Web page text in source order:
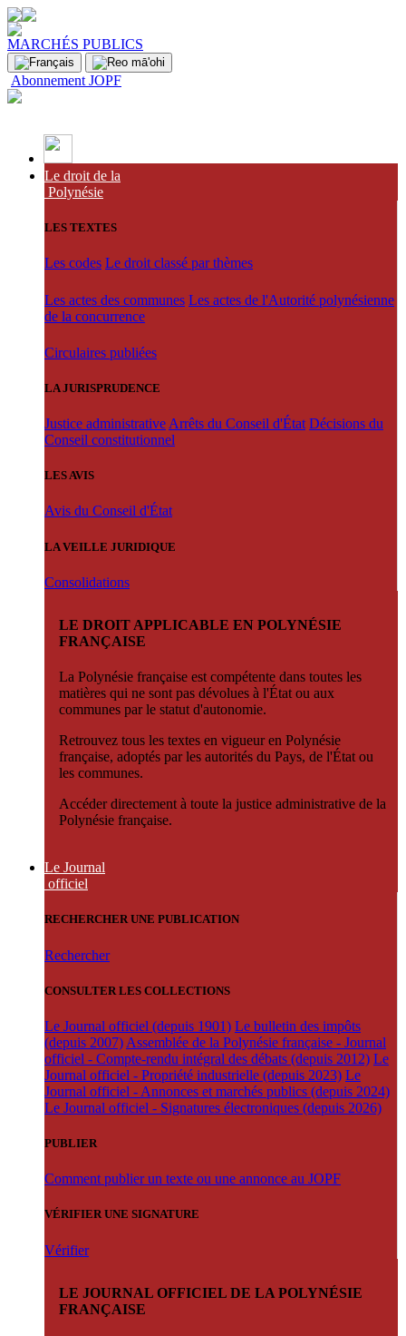
MARCHÉS PUBLICS
Abonnement JOPF
Le droit de la
Polynésie
LES TEXTES
Les codes Le droit classé par thèmes
Les actes des communes Les actes de l'Autorité polynésienne
de la concurrence
Circulaires publiées
LA JURISPRUDENCE
Justice administrative Arrêts du Conseil d'État Décisions du
Conseil constitutionnel
LES AVIS
Avis du Conseil d'État
LA VEILLE JURIDIQUE
Consolidations
LE DROIT APPLICABLE EN POLYNÉSIE
FRANÇAISE
La Polynésie française est compétente dans toutes les
matières qui ne sont pas dévolues à l'État ou aux
communes par le statut d'autonomie.
Retrouvez tous les textes en vigueur en Polynésie
française, adoptés par les autorités du Pays, de l'État ou
les communes.
Accéder directement à toute la justice administrative de la
Polynésie française.
Le Journal
officiel
RECHERCHER UNE PUBLICATION
Rechercher
CONSULTER LES COLLECTIONS
Le Journal officiel (depuis 1901) Le bulletin des impôts
(depuis 2007) Assemblée de la Polynésie française - Journal
officiel - Compte-rendu intégral des débats (depuis 2012) Le
Journal officiel - Propriété industrielle (depuis 2023) Le
Journal officiel - Annonces et marchés publics (depuis 2024)
Le Journal officiel - Signatures électroniques (depuis 2026)
PUBLIER
Comment publier un texte ou une annonce au JOPF
VÉRIFIER UNE SIGNATURE
Vérifier
LE JOURNAL OFFICIEL DE LA POLYNÉSIE
FRANÇAISE